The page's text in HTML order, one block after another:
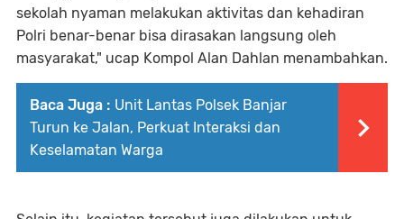
sekolah nyaman melakukan aktivitas dan kehadiran
Polri benar-benar bisa dirasakan langsung oleh
masyarakat," ucap Kompol Alan Dahlan menambahkan.
Baca Juga : Unit Lantas Polsek Banjar
Turun ke Jalan, Perkuat Interaksi dan
Keselamatan Warga